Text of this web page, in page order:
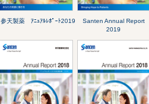
参天製薬 ｱﾆｭｱﾙﾚﾎﾟｰﾄ2019
Santen Annual Report
2019